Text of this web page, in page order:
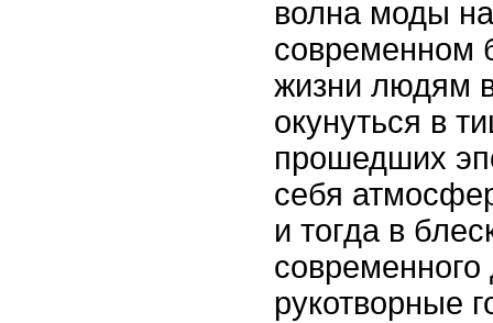
волна моды
современном
жизни людям
окунуться в
прошедших
себя
и тогда в
рукотворные